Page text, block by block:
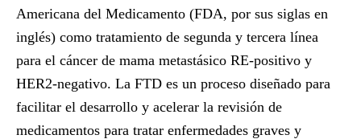
Americana del Medicamento (FDA, por sus siglas en
inglés) como tratamiento de segunda y tercera línea
para el cáncer de mama metastásico RE-positivo y
HER2-negativo. La FTD es un proceso diseñado para
facilitar el desarrollo y acelerar la revisión de
medicamentos para tratar enfermedades graves y